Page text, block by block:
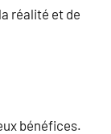
réalité et de
bénéfices.